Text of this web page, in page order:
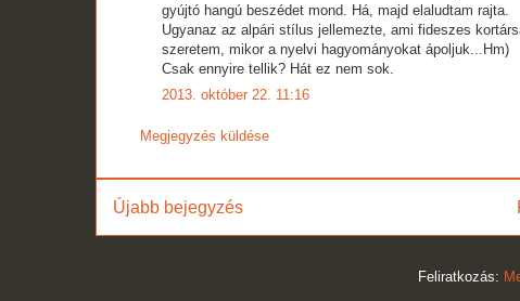
gyújtó hangú beszédet mond. Há, majd elaludtam rajta.
Ugyanaz az alpári stílus jellemezte, ami fideszes
szeretem, mikor a nyelvi hagyományokat ápoljuk...Hm)
Csak ennyire tellik? Hát ez nem sok.
2013. október 22. 11:16
Megjegyzés küldése
Újabb bejegyzés
Feliratkozás: